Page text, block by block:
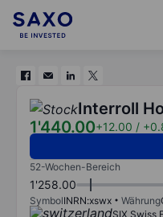
Interroll
1'440.00+12.00 /
52-Wochen-Bereich
1'258.00
SymbolINRN:xswx Währung
SIX Swiss